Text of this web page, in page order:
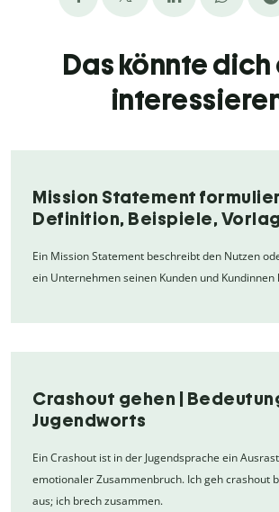
Das könnte dich
Mission Statement
Definition, Beispiele,
Ein Mission Statement beschreibt den Nutzen
ein Unternehmen seinen Kunden und Kundinnen
Crashout gehen |
Jugendworts
Ein Crashout ist in der Jugendsprache ein
emotionaler Zusammenbruch. Ich geh crashout
aus; ich brech zusammen.